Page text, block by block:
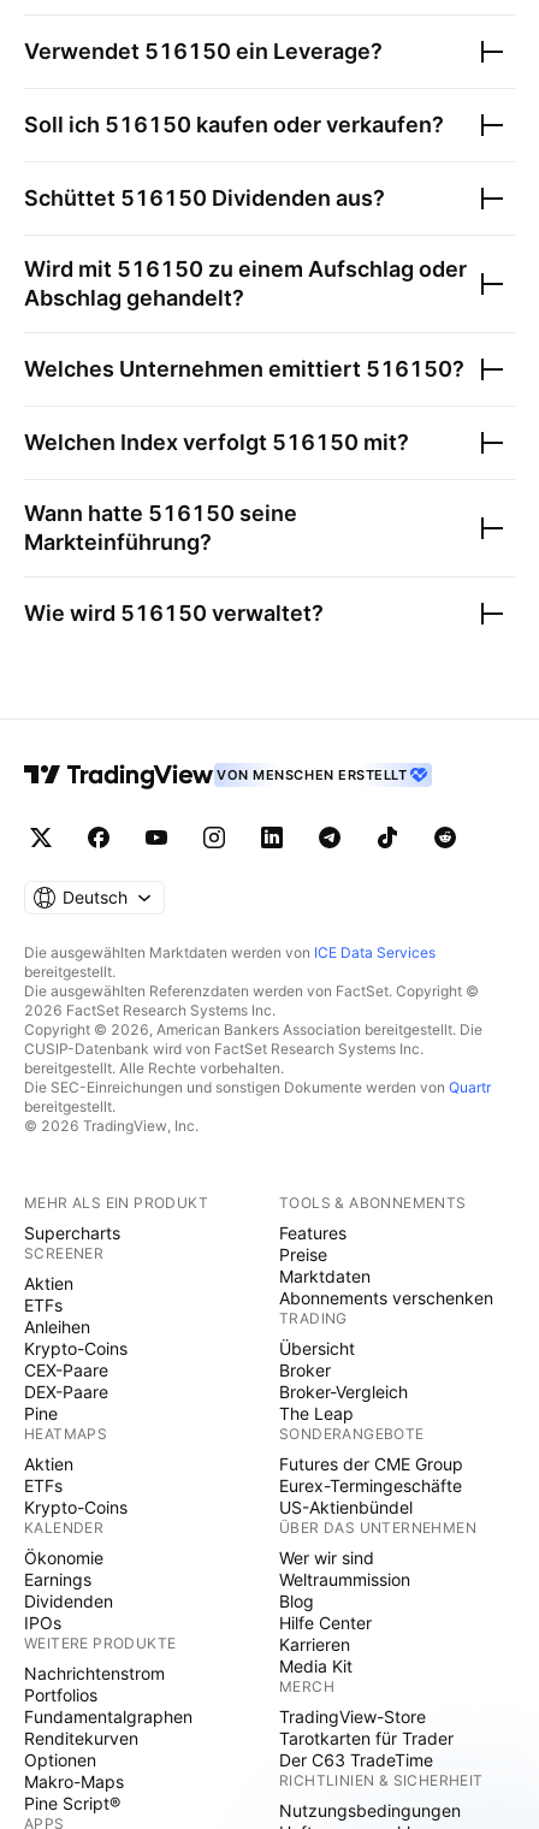
Verwendet 516150 ein Leverage?
Soll ich 516150 kaufen oder verkaufen?
Schüttet 516150 Dividenden aus?
Wird mit 516150 zu einem Aufschlag oder
Abschlag gehandelt?
Welches Unternehmen emittiert 516150?
Welchen Index verfolgt 516150 mit?
Wann hatte 516150 seine
Markteinführung?
Wie wird 516150 verwaltet?
VON MENSCHEN ERSTELLT
Deutsch
Die ausgewählten Marktdaten werden von ICE Data Services
bereitgestellt.
Die ausgewählten Referenzdaten werden von FactSet. Copyright ©
2026 FactSet Research Systems Inc.
Copyright © 2026, American Bankers Association bereitgestellt. Die
CUSIP-Datenbank wird von FactSet Research Systems Inc.
bereitgestellt. Alle Rechte vorbehalten.
Die SEC-Einreichungen und sonstigen Dokumente werden von Quartr
bereitgestellt.
© 2026 TradingView, Inc.
MEHR ALS EIN PRODUKT
Supercharts
SCREENER
Aktien
ETFs
Anleihen
Krypto-Coins
CEX-Paare
DEX-Paare
Pine
HEATMAPS
Aktien
ETFs
Krypto-Coins
KALENDER
Ökonomie
Earnings
Dividenden
IPOs
WEITERE PRODUKTE
Nachrichtenstrom
Portfolios
Fundamentalgraphen
Renditekurven
Optionen
Makro-Maps
Pine Script®
APPS
TOOLS & ABONNEMENTS
Features
Preise
Marktdaten
Abonnements verschenken
TRADING
Übersicht
Broker
Broker-Vergleich
The Leap
SONDERANGEBOTE
Futures der CME Group
Eurex-Termingeschäfte
US-Aktienbündel
ÜBER DAS UNTERNEHMEN
Wer wir sind
Weltraummission
Blog
Hilfe Center
Karrieren
Media Kit
MERCH
TradingView-Store
Tarotkarten für Trader
Der C63 TradeTime
RICHTLINIEN & SICHERHEIT
Nutzungsbedingungen